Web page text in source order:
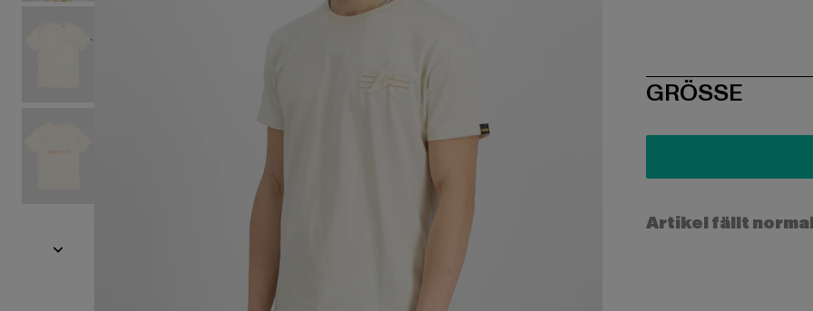
SIZE
GRÖSSE
Artikel fällt